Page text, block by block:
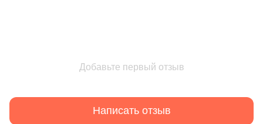
Добавьте первый отзыв
Написать отзыв